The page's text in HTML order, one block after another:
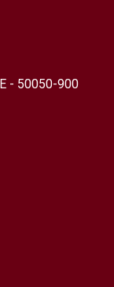
- 50050-900